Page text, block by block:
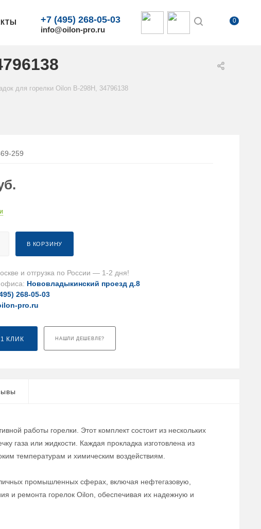
+7 (495) 268-05-03
info@oilon-pro.ru
0
для горелки Oilon B-298H, 34796138
259
В КОРЗИНУ
и отгрузка по России — 1-2 дня!
Нововладыкинский проезд д.8
268-05-03
pro.ru
КЛИК НАШЛИ ДЕШЕВЛЕ?
работы горелки. Этот комплект состоит из нескольких
газа или жидкости. Каждая прокладка изготовлена из
температурам и химическим воздействиям.
промышленных сферах, включая нефтегазовую,
и ремонта горелок Oilon, обеспечивая их надежную и